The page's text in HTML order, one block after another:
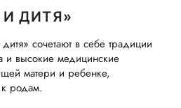
ДИТЯ»
сочетают в себе традиции
и высокие медицинские
матери и ребенке,
родам.